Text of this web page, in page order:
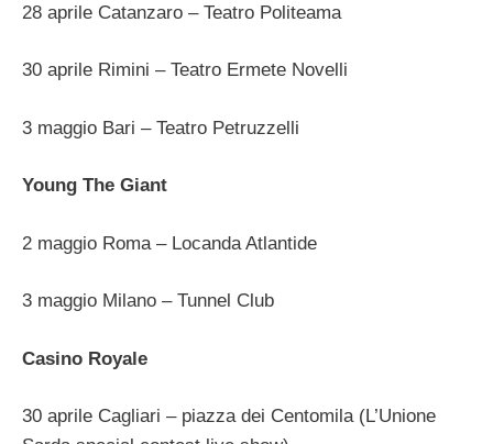
28 aprile Catanzaro – Teatro Politeama
30 aprile Rimini – Teatro Ermete Novelli
3 maggio Bari – Teatro Petruzzelli
Young The Giant
2 maggio Roma – Locanda Atlantide
3 maggio Milano – Tunnel Club
Casino Royale
30 aprile Cagliari – piazza dei Centomila (L’Unione